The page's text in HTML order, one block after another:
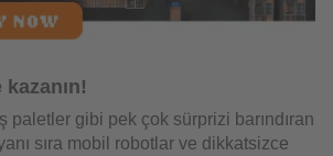
paletler gibi pek çok sürprizi barındıran
sıra mobil robotlar ve dikkatsizce